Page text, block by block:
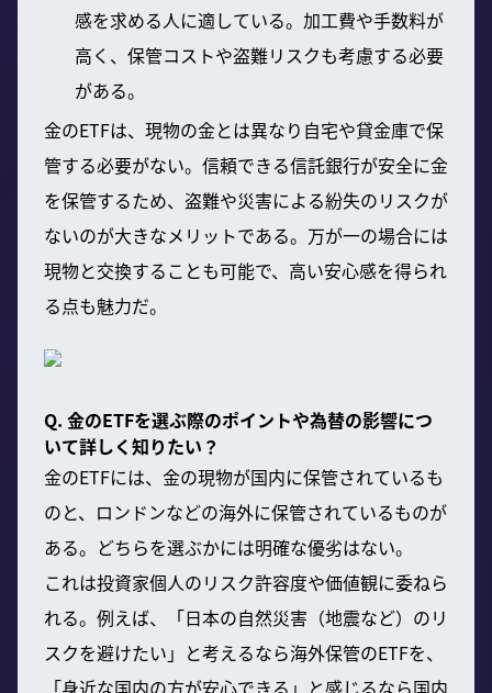
感を求める人に適している。加工費や手数料が
高く、保管コストや盗難リスクも考慮する必要
がある。
金のETFは、現物の金とは異なり自宅や貸金庫で保
管する必要がない。信頼できる信託銀行が安全に金
を保管するため、盗難や災害による紛失のリスクが
ないのが大きなメリットである。万が一の場合には
現物と交換することも可能で、高い安心感を得られ
る点も魅力だ。
Q. 金のETFを選ぶ際のポイントや為替の影響につ
いて詳しく知りたい？
金のETFには、金の現物が国内に保管されているも
のと、ロンドンなどの海外に保管されているものが
ある。どちらを選ぶかには明確な優劣はない。
これは投資家個人のリスク許容度や価値観に委ねら
れる。例えば、「日本の自然災害（地震など）のリ
スクを避けたい」と考えるなら海外保管のETFを、
「身近な国内の方が安心できる」と感じるなら国内